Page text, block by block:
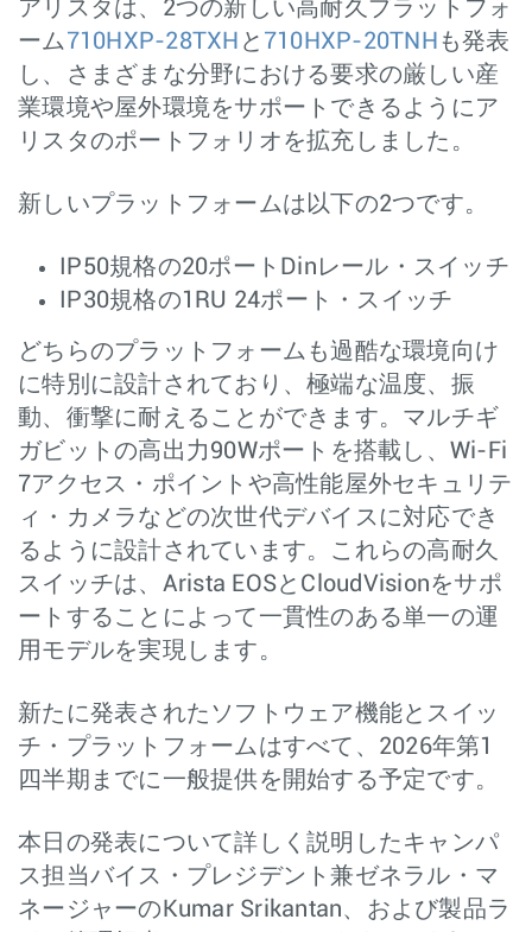
アリスタは、2つの新しい高耐久プラットフォ
ーム710HXP-28TXH と 710HXP-20TNH も発表
し、さまざまな分野における要求の厳しい産
業環境や屋外環境をサポートできるようにア
リスタのポートフォリオを拡充しました。
新しいプラットフォームは以下の2つです。
IP50規格の20ポートDinレール・スイッチ
IP30規格の1RU 24ポート・スイッチ
どちらのプラットフォームも過酷な環境向け
に特別に設計されており、極端な温度、振
動、衝撃に耐えることができます。マルチギ
ガビットの高出力90Wポートを搭載し、Wi-Fi
7アクセス・ポイントや高性能屋外セキュリテ
ィ・カメラなどの次世代デバイスに対応でき
るように設計されています。これらの高耐久
スイッチは、Arista EOSとCloudVisionをサポ
ートすることによって一貫性のある単一の運
用モデルを実現します。
新たに発表されたソフトウェア機能とスイッ
チ・プラットフォームはすべて、2026年第1
四半期までに一般提供を開始する予定です。
本日の発表について詳しく説明したキャンパ
ス担当バイス・プレジデント兼ゼネラル・マ
ネージャーのKumar Srikantan、および製品ラ